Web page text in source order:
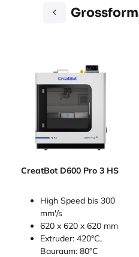
CreatBot D600 Pro 3 HS
High Speed bis 300
mm'/s
620 x 620 x 620 mm
Extruder: 420°C,
Bauraum: 80°C